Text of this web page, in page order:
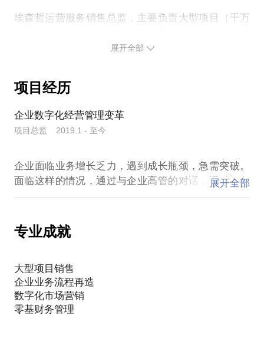
埃森哲运营服务销售总监，主要负责大型项目（千万
营销的业务负责人。主要专长在于企业战略转型，经
时间还担任客座讲师，也是公益活动的积极参与者。
项目经历：
2019年，某知名整车企业数字化运营转型项目；
2019年，某制造业企业供应链变革项目；
设计及实施；
2018年，全球高科技企业数字化市场营销转型；
2016年，著名国企共享服务中心设计及实施；
2015年，德系车企CRM系统设计实施项目；
2013年，全球著名家电厂商数据中心共享及虚拟化项
展开全部
项目经历
企业数字化经营管理变革
项目总监 2019.1 - 至今
企业面临业务增长乏力，遇到成长瓶颈，急需突破。
面临这样的情况，通过与企业高管的对话，通过深入
问题。而后，通过变革方法论及实际的变革经验，为
企业设计了一套从上至下，由点到线到面的变革路
展开全部
专业成就
大型项目销售
企业业务流程再造
数字化市场营销
零基财务管理